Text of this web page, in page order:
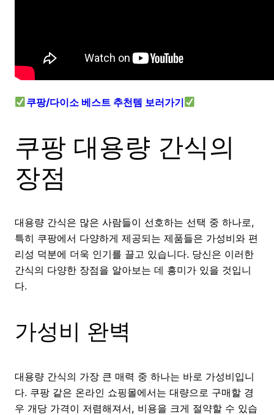
쿠팡/다이소 베스트 추천템 보러가기
쿠팡 대용량 간식의
장점
대용량 간식은 많은 사람들이 선호하는 선택 중 하나로,
특히 쿠팡에서 다양하게 제공되는 제품들은 가성비와 편
리성 덕분에 더욱 인기를 끌고 있습니다. 당신은 이러한
간식의 다양한 장점을 알아보는 데 흥미가 있을 것입니
다.
가성비 완벽
대용량 간식의 가장 큰 매력 중 하나는 바로 가성비입니
다. 쿠팡 같은 온라인 쇼핑몰에서는 대량으로 구매할 경
우 개당 가격이 저렴해져서, 비용을 크게 절약할 수 있습